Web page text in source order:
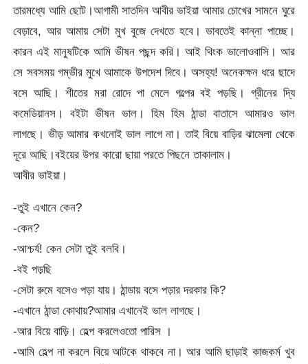
তারমধ্যে আমি ছোট।আগামী সাতদিন আবীর ভাইয়া আমার চোখের সামনে ঘুরে
বেড়াবে, আর আমায় সেটা মুখ বুজে দেখতে হবে। ভাবতেই কান্না পাচ্ছে।
কারন এই মানুষটিকে আমি ভীষন পছন্দ করি। আই থিংক ভালোওবাসি। আর
সে সবসময় গম্ভীর মুখে আমাকে উপদেশ দিবে। অসহ্য! অনেকক্ষন ধরে ছাদে
বসে আছি। শীতের মরা রোদে পা মেলে গল্পের বই পড়ছি। গ্রীনের দ্যি
কমেডিয়ানস। বইটা ভীষন ভাল। হিম হিম ঠান্ডা বাতাসে আমারও ভাল
লাগছে। ভীড় আমার কখনোই ভাল লাগে না। তাই বিয়ে বাড়ির ঝামেলা থেকে
দূরে আছি।বইয়ের উপর কারো ছায়া পরতে পিছনে তাকালাম।
আবীর ভাইয়া।
-তুই এখানে কেন?
-কেন?
-আশ্চর্য! কেন সেটা তুই বলবি।
-বই পড়ছি
-সেটা রুমে বসেও পড়া যায়। ঠান্ডায় বসে পড়ার দরকার কি?
-এখানে ঠান্ডা কোথায়?আমার এখানেই ভাল লাগছে।
-আর বিয়ে বাড়ি। হেল্প করলেওতো পারিস ।
-আমি হেল্প না করলে বিয়ে আটকে থাকবে না। আর আমি ছাড়াই কাজকর্ম খুব